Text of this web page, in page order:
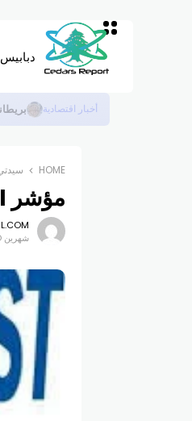
دبابيس
أخبار اقتصادية سويس ري
HOME
مؤشر BLOM PMI يرتفع إلى أعلى مستوى له في ثلاثة أشهر
شهرين AGO